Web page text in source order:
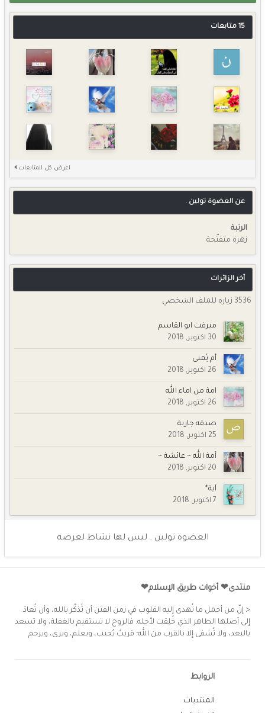
15 متابعات
اعرض كل المتابعات
عن العضوة تولين .
الرتبة
زهرة متفتّحة
آخر الزائرات
3536 زياره للملف الشخصي
ميرفت ابو القاسم
30 اكتوبر, 2018
أم يُمنى
26 اكتوبر, 2018
امة من اماء الله
26 اكتوبر, 2018
صدقه جارية
25 اكتوبر, 2018
أمة الله ~ عائشة ~
20 اكتوبر, 2018
آية*
7 اكتوبر, 2018
العضوة تولين . ليس لها نشاط لعرضه
منتدى❤ أخوات طريق الإسلام❤
< إنّ من أجمل ما تُهدى إليه القلوب في زمن الفتن أن تُذكَّر بالله، وأن تُعادَ
إلى أصلها الطاهر الذي خُلِقت لأجله. فالروح لا تستقيم بالغفلة، ولا تسعد
بالبعد، ولا تُشفى إلا بالقرب من الله؛ قريبٌ يُجيب، ويعلم، ويرى، ويرحم
الروابط
المنتديات